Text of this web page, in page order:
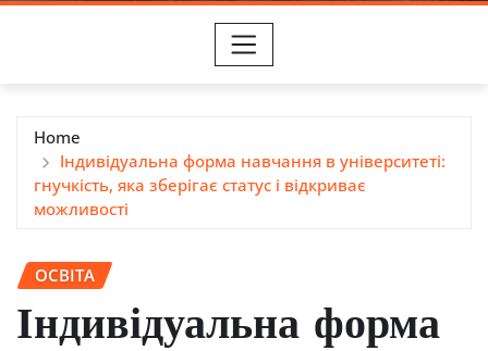
Home
Індивідуальна форма навчання в університеті:
гнучкість, яка зберігає статус і відкриває
можливості
ОСВІТА
Індивідуальна форма